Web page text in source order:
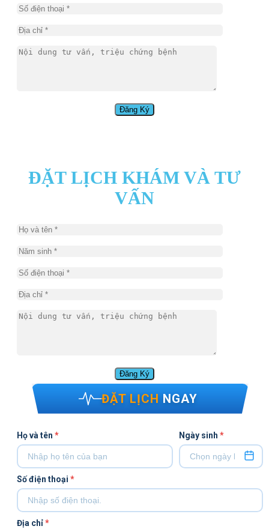
ĐẶT LỊCH KHÁM VÀ TƯ
VẤN
ĐẶT LỊCH NGAY
Họ và tên * Ngày sinh*
Số điện thoại *
Địa chỉ*